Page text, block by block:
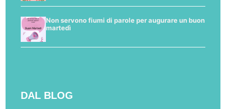
Non servono fiumi di parole per augurare un buon
martedì
DAL BLOG